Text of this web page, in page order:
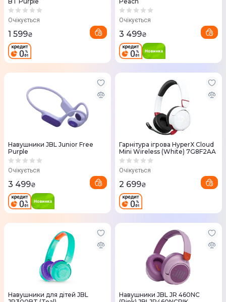
Очікується
1 599₴
Очікується
3 499₴
Навушники JBL Junior Free
Purple
Очікується
3 499₴
Гарнітура ігрова HyperX Cloud
Mini Wireless (White) 7G8F2AA
Очікується
2 699₴
Навушники для дітей JBL
Навушники JBL JR 460NC